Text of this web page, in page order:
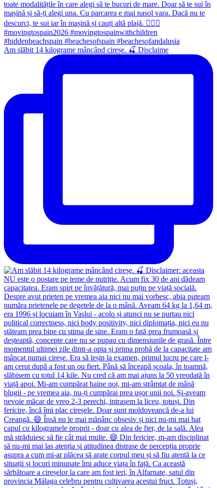
Am slăbit 14 kilograme mâncând cireșe. 🍒 Disclaime